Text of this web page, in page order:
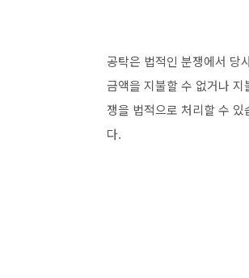
공탁은 법적인 분쟁에서 당
금액을 지불할 수 없거나
쟁을 법적으로 처리할 수
다.